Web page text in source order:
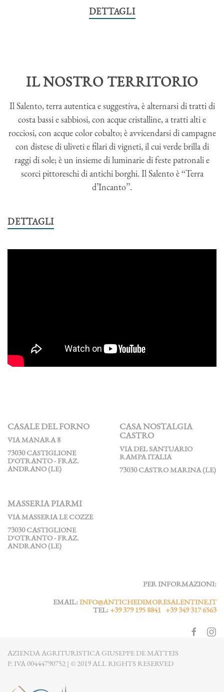
DETTAGLI
IL NOSTRO TERRITORIO
Il Salento, terra autentica e suggestiva, è alternarsi di tratti di
costa bassi e sabbiosi, con acque cristalline, a tratti alti e
rocciosi, con acque color cobalto; è avvicendarsi di campagne
con distese di uliveti e filari di vigneti, il cui verde brilla di
raggi di sole; è un insieme di luminarie di feste patronali e
scorci pittoreschi di antichi borghi. Il Salento è ‘‘Terra
d’Incanto’’.
DETTAGLI
CASALE DEL FORNO
VIA MANARA 8
73030 CASTIGLIONE
D'OTRANTO - FRAZ.
ANDRANO (LE)
CASA NOSTALGIA
CASTRO
VIA DEL SANTUARIO
RAMPA ITALIA
73030 CASTRO MARINA (LE)
MASSERIA PIARMI
VIA MASSERIA LE COZZE
73030 CASTIGLIONE
D'OTRANTO - FRAZ.
ANDRANO (LE)
PER INFORMAZIONI:
EMAIL: INFO@ANTICHEDIMORESALENTINE.IT
TEL: +39 379 195 8841 +39 349 317 6563
AZIENDA AGRITURISTICA GIUSEPPE DE MATTEIS
P. IVA 00444790752 | © 2019 ALL RIGHTS RESERVED